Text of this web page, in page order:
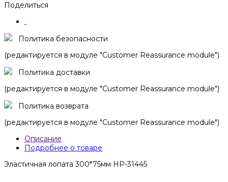
Поделиться
Политика безопасности
(редактируется в модуле "Customer Reassurance module")
Политика доставки
(редактируется в модуле "Customer Reassurance module")
Политика возврата
(редактируется в модуле "Customer Reassurance module")
Описание
Подробнее о товаре
Эластичная лопата 300*75мм HP-31445